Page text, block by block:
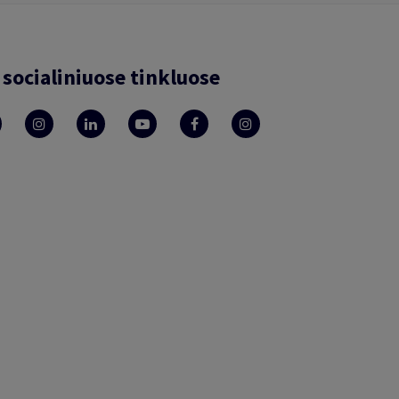
socialiniuose tinkluose